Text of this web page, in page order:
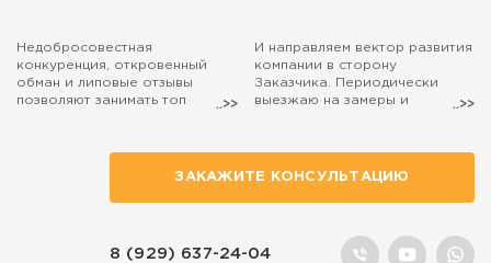
Недобросовестная
конкуренция, откровенный
обман и липовые отзывы
позволяют занимать топ
действительно занятые
полезным делом, остаются на
И направляем вектор развития
компании в сторону
Заказчика. Периодически
выезжаю на замеры и
балкона выехал лично я, то
просто попросите об этом
ЗАКАЖИТЕ КОНСУЛЬТАЦИЮ
8 (929) 637-24-04